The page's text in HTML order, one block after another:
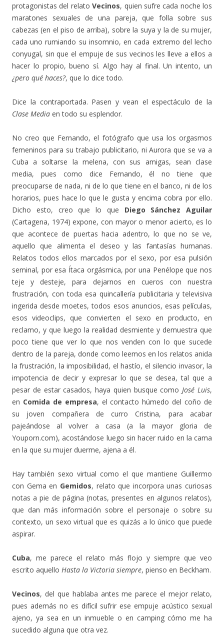
protagonistas del relatoVecinos, quien sufre cada noche los
maratones sexuales de una pareja, que folla sobre sus
cabezas (en el piso de arriba), sobre la suya y la de su mujer,
cada uno rumiando su insomnio, en cada extremo del lecho
conyugal, sin que el empuje de sus vecinos les lleve a ellos a
hacer lo propio, bueno sí. Algo hay al final. Un intento, un
¿pero qué haces?, que lo dice todo.
Dice la contraportada. Pasen y vean el espectáculo de la
Clase Media en todo su esplendor.
No creo que Fernando, el fotógrafo que usa los orgasmos
femeninos para su trabajo publicitario, ni Aurora que se va a
Cuba a soltarse la melena, con sus amigas, sean clase
media, pues como dice Fernando, él no tiene que
preocuparse de nada, ni de lo que tiene en el banco, ni de los
horarios, pues hace lo que le gusta y encima cobra por ello.
Dicho esto, creo que lo que Diego Sánchez Aguilar
(Cartagena, 1974) expone, con mayor o menor acierto, es lo
que acontece de puertas hacia adentro, lo que no se ve,
aquello que alimenta el deseo y las fantasías humanas.
Relatos todos ellos marcados por el sexo, por esa pulsión
seminal, por esa Ítaca orgásmica, por una Penélope que nos
teje y desteje, para dejarnos en cueros con nuestra
frustración, con toda esa quincallería publicitaria y televisiva
ingerida desde moetes, todos esos anuncios, esas películas,
esos videoclips, que convierten el sexo en producto, en
reclamo, y que luego la realidad desmiente y demuestra que
poco tiene que ver lo que nos venden con lo que sucede
dentro de la pareja, donde como leemos en los relatos anida
la frustración, la imposibilidad, el hastío, el silencio invasor, la
impotencia de decir y expresar lo que se desea, tal que a
pesar de estar casados, haya quien busque comoJosé Luis,
en Comida de empresa, el contacto húmedo del coño de
su joven compañera de curro Cristina, para acabar
pajeándose al volver a casa (a la mayor gloria de
Youporn.com), acostándose luego sin hacer ruido en la cama
en la que su mujer duerme, ajena a él.
Hay también sexo virtual como el que mantiene Guillermo
con Gema en Gemidos, relato que incorpora unas curiosas
notas a pie de página (notas, presentes en algunos relatos),
que dan más información sobre el personaje o sobre su
contexto, un sexo virtual que es quizás a lo único que puede
aspirar.
Cuba, me parece el relato más flojo y siempre que veo
escrito aquello Hasta la Victoria siempre, pienso en Beckham.
Vecinos, del que hablaba antes me parece el mejor relato,
pues además no es difícil sufrir ese empuje acústico sexual
ajeno, ya sea en un inmueble o en camping cómo me ha
sucedido alguna que otra vez.